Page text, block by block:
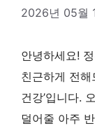
2026년 05월
안녕하세요!
친근하게 전해
건강’입니다.
덜어줄 아주